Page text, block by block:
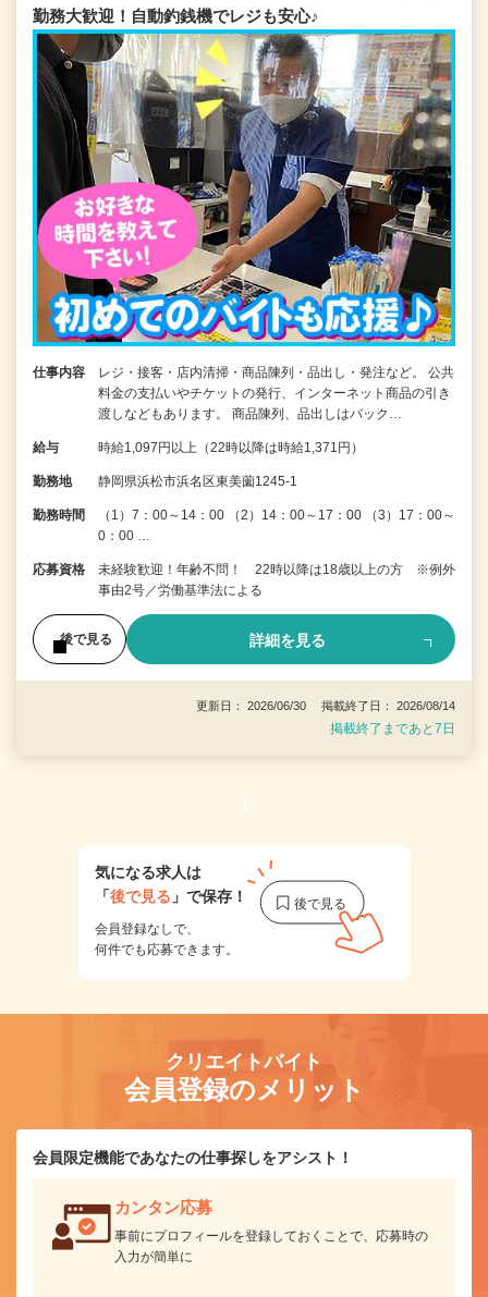
勤務大歓迎！自動釣銭機でレジも安心♪
仕事内容
レジ・接客・店内清掃・商品陳列・品出し・発注など。 公共
料金の支払いやチケットの発行、インターネット商品の引き
渡しなどもあります。 商品陳列、品出しはバック…
給与 時給1,097円以上（22時以降は時給1,371円）
勤務地 静岡県浜松市浜名区東美薗1245-1
勤務時間
（1）7：00～14：00 （2）14：00～17：00 （3）17：00～
0：00 …
応募資格
未経験歓迎！年齢不問！ 22時以降は18歳以上の方 ※例外
事由2号／労働基準法による
後で見る 詳細を見る
更新日： 2026/06/30 掲載終了日： 2026/08/14
掲載終了まであと7日
1
気になる求人は
「後で見る 」で保存！
会員登録なしで、
何件でも応募できます。
クリエイトバイト
会員登録のメリット
会員限定機能であなたの仕事探しをアシスト！
カンタン応募
事前にプロフィールを登録しておくことで、応募時の
入力が簡単に